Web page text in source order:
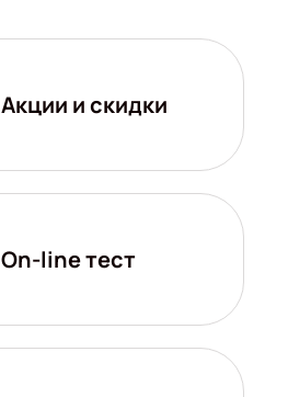
Акции и скидки
On-line тест